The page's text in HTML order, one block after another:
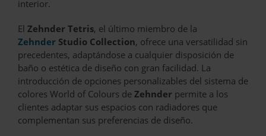
interior.
El Zehnder Tetris, el último miembro de la
Zehnder Studio Collection, ofrece una versatilidad sin
precedentes, adaptándose a cualquier disposición de
baño o estética de diseño con gran facilidad. La
introducción de opciones personalizables del sistema de
colores World of Colours de Zehnder permite a los
clientes adaptar sus espacios con radiadores que
complementan sus preferencias de diseño.